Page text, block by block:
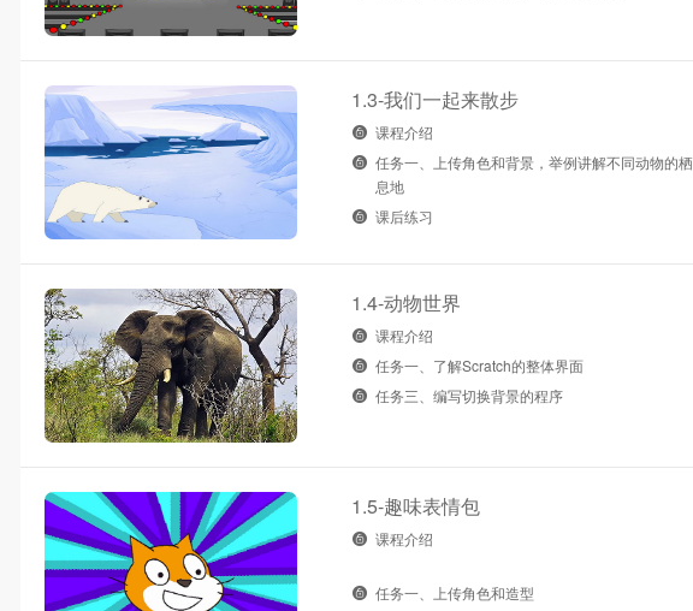
1.3-我们一起来散步
课程介绍
任务一、上传角色和背景，举例讲解不同动物的栖
息地
课后练习
1.4-动物世界
课程介绍
任务一、了解Scratch的整体界面
任务三、编写切换背景的程序
1.5-趣味表情包
课程介绍
任务一、上传角色和造型